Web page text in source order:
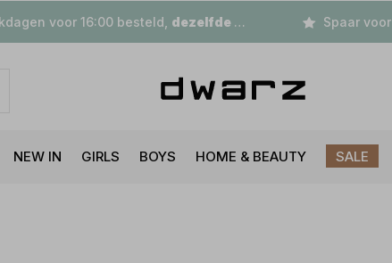
NEW IN GIRLS BOYS HOME & BEAUTY SALE
voor 16:00 besteld, dezelfde dag verzondenSpaar voor